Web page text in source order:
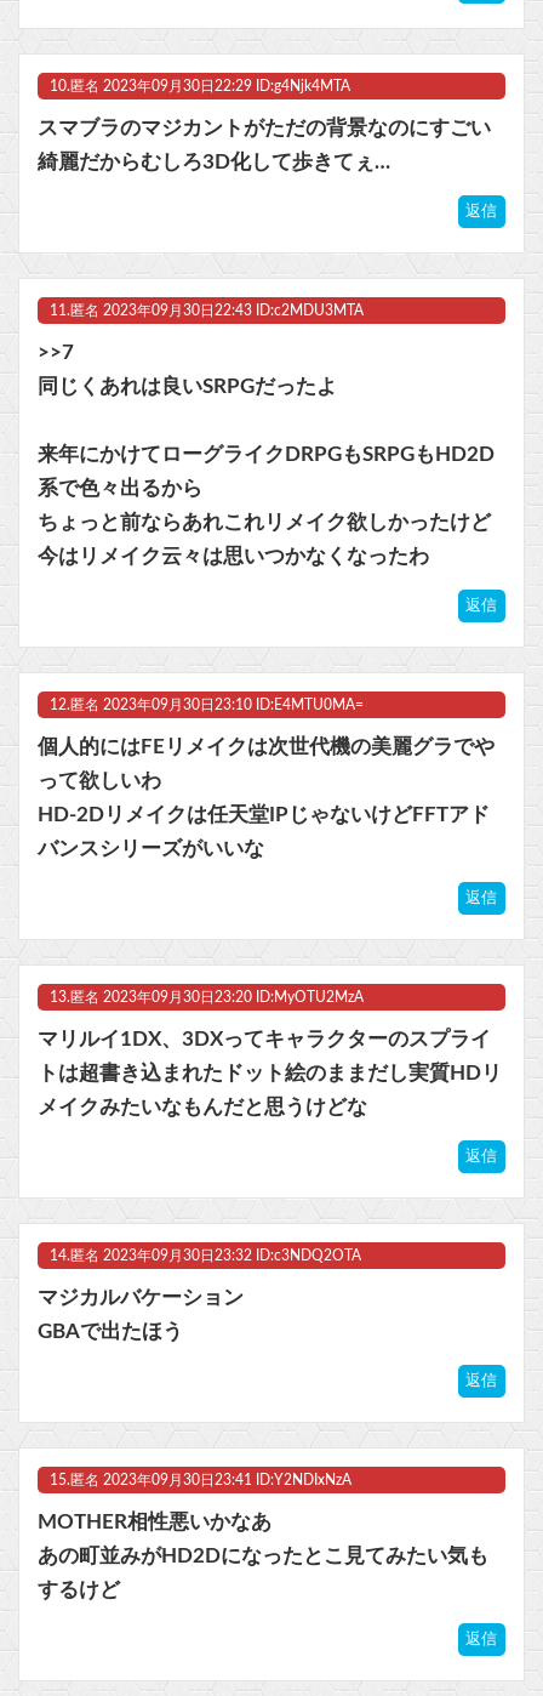
10. 匿名 2023年09月30日22:29 ID:g4Njk4MTA
スマブラのマジカントがただの背景なのにすごい
綺麗だからむしろ3D化して歩きてぇ…
返信
11. 匿名 2023年09月30日22:43 ID:c2MDU3MTA
>>7
同じくあれは良いSRPGだったよ
来年にかけてローグライクDRPGもSRPGもHD2D
系で色々出るから
ちょっと前ならあれこれリメイク欲しかったけど
今はリメイク云々は思いつかなくなったわ
返信
12. 匿名 2023年09月30日23:10 ID:E4MTU0MA=
個人的にはFEリメイクは次世代機の美麗グラでや
って欲しいわ
HD-2Dリメイクは任天堂IPじゃないけどFFTアド
バンスシリーズがいいな
返信
13. 匿名 2023年09月30日23:20 ID:MyOTU2MzA
マリルイ1DX、3DXってキャラクターのスプライ
トは超書き込まれたドット絵のままだし実質HDリ
メイクみたいなもんだと思うけどな
返信
14. 匿名 2023年09月30日23:32 ID:c3NDQ2OTA
マジカルバケーション
GBAで出たほう
返信
15. 匿名 2023年09月30日23:41 ID:Y2NDIxNzA
MOTHER相性悪いかなあ
あの町並みがHD2Dになったとこ見てみたい気も
するけど
返信